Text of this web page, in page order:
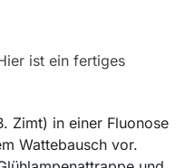
ist ein fertiges
Zimt) in einer Fluonose
Wattebausch vor.